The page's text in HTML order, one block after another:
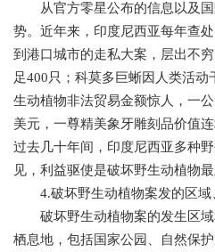
从官方零星公布的信息以及国
势。近年来，印度尼西亚每年查
到港口城市的走私大案，层出不
足400只；科莫多巨蜥因人类活
生动植物非法贸易金额惊人，一
美元，一尊精美象牙雕刻品价值
过去几十年间，印度尼西亚多种
见，利益驱使是破坏野生动植物最
4.破坏野生动植物案发的区域
破坏野生动植物案的发生区域
栖息地，包括国家公园、自然保